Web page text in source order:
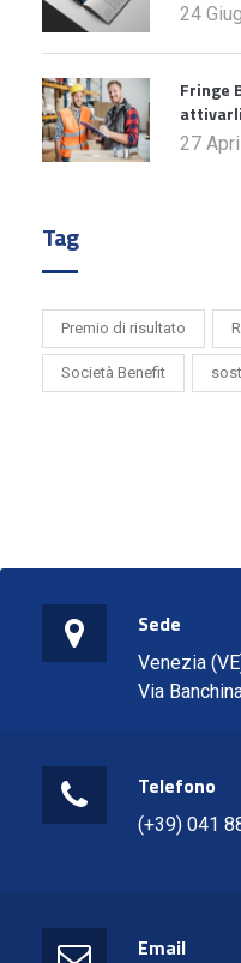
24
Fringe
27
Tag
Premio di risultato
Società Benefit
Sede
Venezia
Via
Telefono
(+39) 041
Email